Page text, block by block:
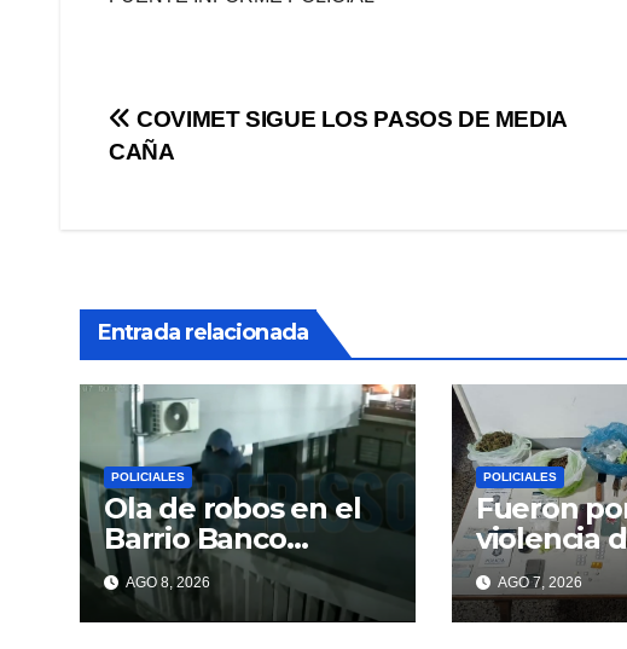
Navegación
COVIMET SIGUE LOS PASOS DE MEDIA
CAÑA
Entrada relacionada
POLICIALES
Ola de robos en el
Barrio Banco
Provincia: escalan
paredes en la
noche y nadie
AGO 8, 2026
POLICIALES
Fueron
violencia
y
droga
AGO 7, 2026